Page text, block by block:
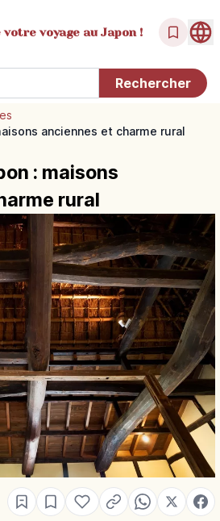
votrevoyage au Japon !
anciennes et charme rural
: maisons
rural